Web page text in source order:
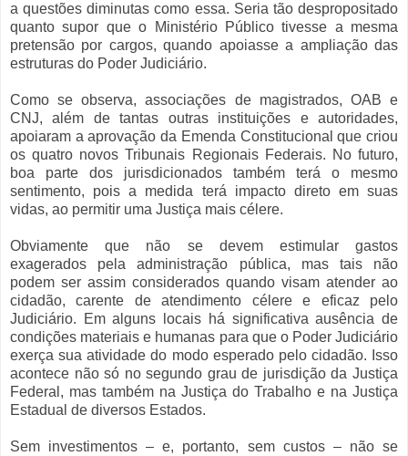
a questões diminutas como essa. Seria tão despropositado
quanto supor que o Ministério Público tivesse a mesma
pretensão por cargos, quando apoiasse a ampliação das
estruturas do Poder Judiciário.
Como se observa, associações de magistrados, OAB e
CNJ, além de tantas outras instituições e autoridades,
apoiaram a aprovação da Emenda Constitucional que criou
os quatro novos Tribunais Regionais Federais. No futuro,
boa parte dos jurisdicionados também terá o mesmo
sentimento, pois a medida terá impacto direto em suas
vidas, ao permitir uma Justiça mais célere.
Obviamente que não se devem estimular gastos
exagerados pela administração pública, mas tais não
podem ser assim considerados quando visam atender ao
cidadão, carente de atendimento célere e eficaz pelo
Judiciário. Em alguns locais há significativa ausência de
condições materiais e humanas para que o Poder Judiciário
exerça sua atividade do modo esperado pelo cidadão. Isso
acontece não só no segundo grau de jurisdição da Justiça
Federal, mas também na Justiça do Trabalho e na Justiça
Estadual de diversos Estados.
Sem investimentos – e, portanto, sem custos – não se